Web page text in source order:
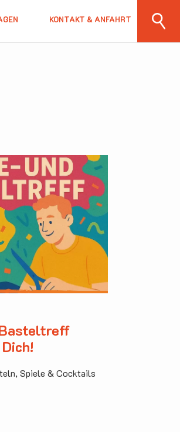
KONTAKT & ANFAHRT
Spiele & Cocktails